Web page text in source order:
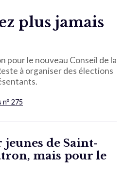
plus jamais
pour le nouveau Conseil de la
à organiser des élections
275
de Saint-
mais pour le